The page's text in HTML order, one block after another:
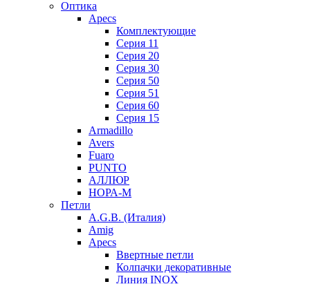
Оптика
Apecs
Комплектующие
Серия 11
Серия 20
Серия 30
Серия 50
Серия 51
Серия 60
Серия 15
Armadillo
Avers
Fuaro
PUNTO
АЛЛЮР
НОРА-М
Петли
A.G.B. (Италия)
Amig
Apecs
Ввертные петли
Колпачки декоративные
Линия INOX